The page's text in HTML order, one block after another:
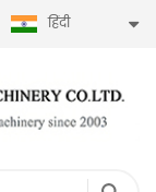
हिंदी